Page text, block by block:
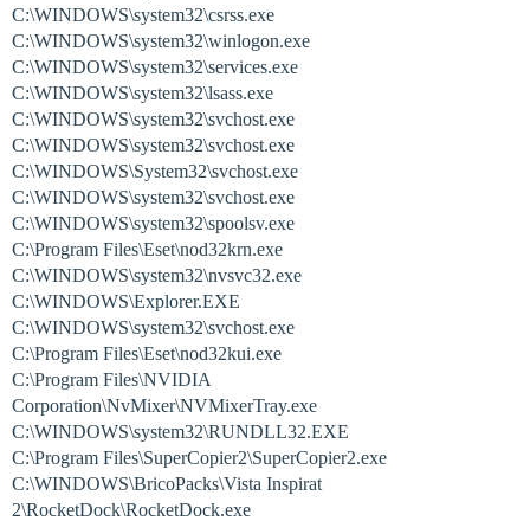
C:\WINDOWS\system32\csrss.exe
C:\WINDOWS\system32\winlogon.exe
C:\WINDOWS\system32\services.exe
C:\WINDOWS\system32\lsass.exe
C:\WINDOWS\system32\svchost.exe
C:\WINDOWS\system32\svchost.exe
C:\WINDOWS\System32\svchost.exe
C:\WINDOWS\system32\svchost.exe
C:\WINDOWS\system32\spoolsv.exe
C:\Program Files\Eset\nod32krn.exe
C:\WINDOWS\system32\nvsvc32.exe
C:\WINDOWS\Explorer.EXE
C:\WINDOWS\system32\svchost.exe
C:\Program Files\Eset\nod32kui.exe
C:\Program Files\NVIDIA
Corporation\NvMixer\NVMixerTray.exe
C:\WINDOWS\system32\RUNDLL32.EXE
C:\Program Files\SuperCopier2\SuperCopier2.exe
C:\WINDOWS\BricoPacks\Vista Inspirat
2\RocketDock\RocketDock.exe